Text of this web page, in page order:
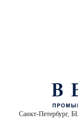
Санкт-Петербург,